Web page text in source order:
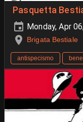
Pasquetta
Monday, Apr
Brigata Bestiale
antispecismo